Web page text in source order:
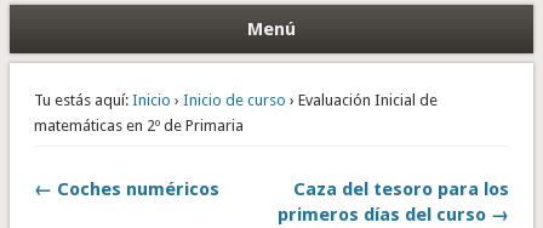
Menú
Tu estás aquí: Inicio › Inicio de curso › Evaluación Inicial de
matemáticas en 2º de Primaria
← Coches numéricos
Caza del tesoro para los
primeros días del curso →